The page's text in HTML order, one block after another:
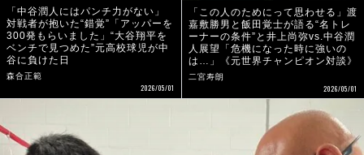
「中谷潤人にはパンチ力がない」
対戦者が抱いた“錯覚”「アッパーを
300発もらいました」“大谷翔平を
ベンチで見つめた”元高校球児が中
谷に負けた日
森合正範
2026/05/01
「この人のためにって思わせる」渡
嘉敷勝男と飯田覚士が語る“名トレ
ーナーの条件”と井上尚弥vs.中谷潤
人展望「危機になった時に強いの
は…」《元世界チャンピオン対談》
二宮寿朗
2026/05/01